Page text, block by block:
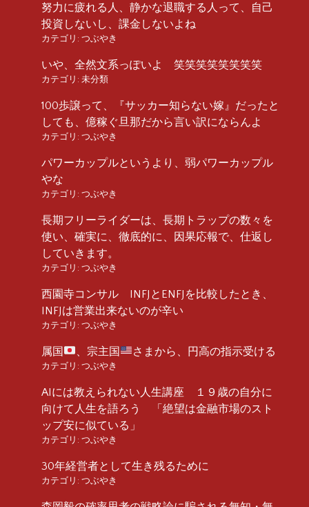
努力に疲れる人、静かな退職する人って、自己
投資しないし、課金しないよね
カテゴリ: つぶやき
いや、全然文系っぽいよ 笑笑笑笑笑笑笑笑
カテゴリ: 未分類
100歩譲って、『サッカー知らない嫁』だったと
しても、億稼ぐ旦那だから言い訳にならんよ
カテゴリ: つぶやき
パワーカップルというより、弱パワーカップル
やな
カテゴリ: つぶやき
長期フリーライダーは、長期トラップの数々を
使い、確実に、徹底的に、因果応報で、仕返し
していきます。
カテゴリ: つぶやき
西園寺コンサル INFJとENFJを比較したとき、
INFJは営業出来ないのが辛い
カテゴリ: つぶやき
属国 、宗主国 さまから、円高の指示受ける
カテゴリ: つぶやき
AIには教えられない人生講座 １９歳の自分に
向けて人生を語ろう 「絶望は金融市場のスト
ップ安に似ている」
カテゴリ: つぶやき
30年経営者として生き残るために
カテゴリ: つぶやき